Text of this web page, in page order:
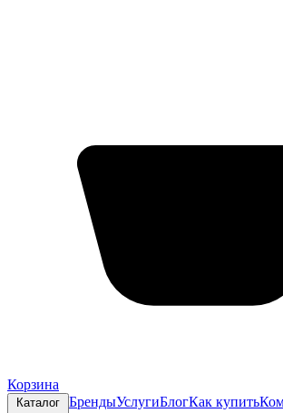
Корзина
Каталог БрендыУслугиБлогКак купить